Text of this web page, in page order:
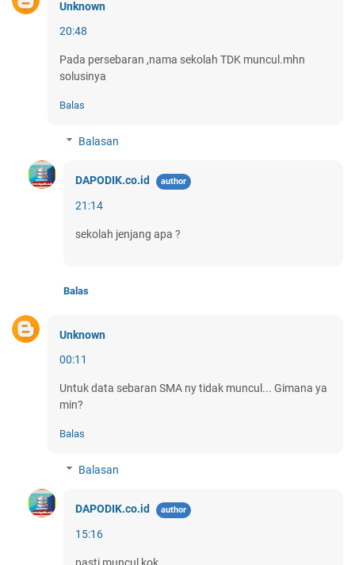
Unknown
20:48
Pada persebaran ,nama sekolah TDK muncul.mhn
solusinya
Balas
Balasan
DAPODIK.co.id
21:14
sekolah jenjang apa ?
Balas
Unknown
00:11
Untuk data sebaran SMA ny tidak muncul... Gimana ya
min?
Balas
Balasan
DAPODIK.co.id
15:16